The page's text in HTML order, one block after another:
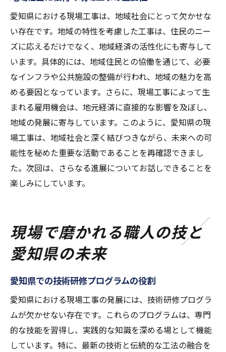
愛知県における現場工事は、地域社会にとって欠かせな
い存在です。地域の特性を考慮した工事は、住民のニー
ズに応えるだけでなく、地域経済の活性化にも寄与して
います。具体的には、地域住民との協働を通じて、必要
なインフラや公共施設の整備が行われ、地域の魅力を高
める要因となっています。さらに、現場工事によって生
まれる雇用機会は、地元経済に直接的な影響を及ぼし、
地域の発展に寄与しています。このように、愛知県の現
場工事は、地域社会と深く結びつきながら、未来への可
能性を秘めた重要な活動であることを再確認できまし
た。次回は、さらなる進展についてお話しできることを
楽しみにしています。
現場で磨かれる職人の技と
愛知県の未来
愛知県での技術研修プログラムの役割
愛知県における現場工事の発展には、技術研修プログラ
ムが欠かせない存在です。これらのプログラムは、専門
的な技能を習得し、実践的な知識を深める場として機能
しています。特に、最新の技術と伝統的な工法の融合を